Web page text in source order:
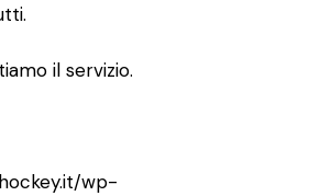
il servizio.
wp-